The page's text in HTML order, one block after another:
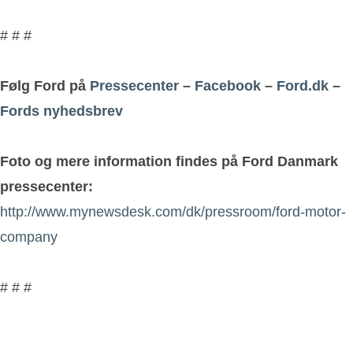
# # #
Følg Ford på Pressecenter – Facebook – Ford.dk –
Fords nyhedsbrev
Foto og mere information findes på Ford Danmark
pressecenter:
http://www.mynewsdesk.com/dk/pressroom/ford-motor-
company
# # #